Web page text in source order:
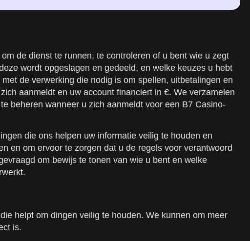
de dienst te runnen, te controleren of u bent wie u zegt
wordt opgeslagen en gedeeld, en welke keuzes u hebt
de verwerking die nodig is om spellen, uitbetalingen en
aanmeldt en uw account financiert in €. We verzamelen
beheren wanneer u zich aanmeldt voor een B7 Casino-
die ons helpen uw informatie veilig te houden en
en om ervoor te zorgen dat u de regels voor verantwoord
om bewijs te tonen van wie u bent en welke
helpt om dingen veilig te houden. We kunnen om meer
is.